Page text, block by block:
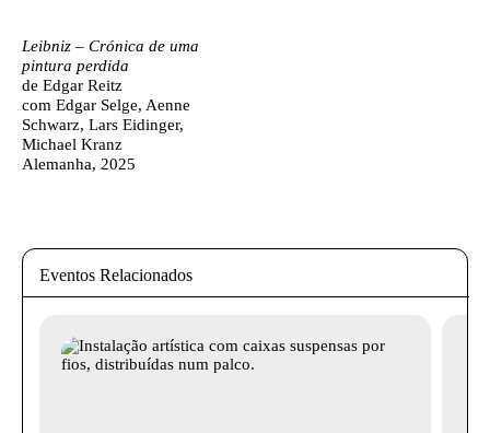
Leibniz – Crónica de uma
pintura perdida
de Edgar Reitz
com Edgar Selge, Aenne
Schwarz, Lars Eidinger,
Michael Kranz
Alemanha, 2025
Eventos Relacionados